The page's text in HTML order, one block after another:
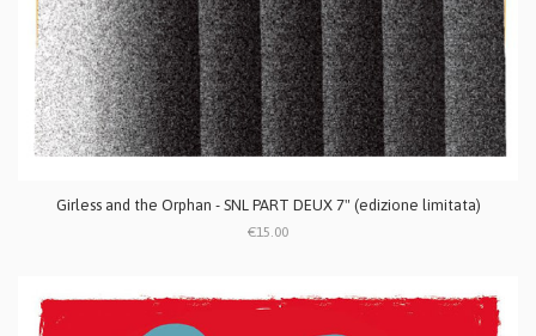
Girless and the Orphan - SNL PART DEUX 7" (edizione limitata)
€15.00